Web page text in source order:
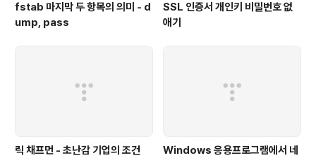
fstab 마지막 두 항목의 의미 - d
ump, pass
SSL 인증서 개인키 비밀번호 없
애기
릭 채프먼 - 초난감 기업의 조건
Windows 응용프로그램에서 네